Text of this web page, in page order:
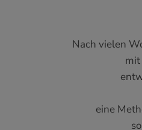
Nach vielen
eine